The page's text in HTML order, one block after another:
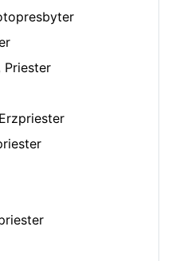
Priester